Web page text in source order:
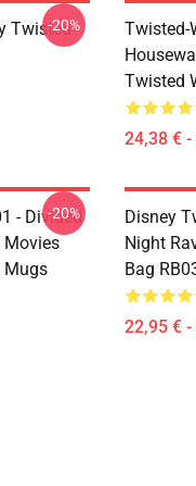
Twisted
-20%
Twisted-
Twisted
24,38 €
- Divided
Movies
Mugs
-20%
Disney
Night
Bag
22,95 €